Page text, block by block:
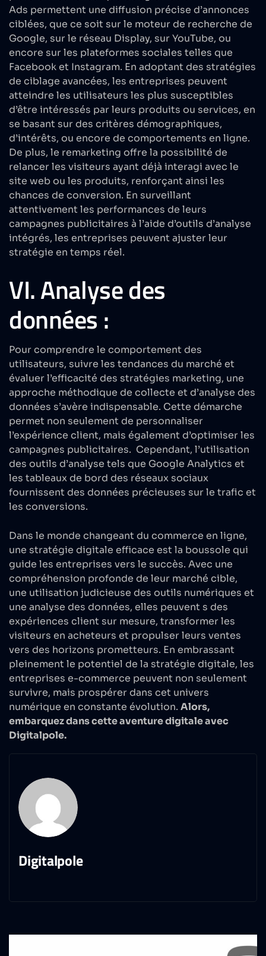
Ads permettent une diffusion précise d’annonces
ciblées, que ce soit sur le moteur de recherche de
Google, sur le réseau Display, sur YouTube, ou
encore sur les plateformes sociales telles que
Facebook et Instagram. En adoptant des stratégies
de ciblage avancées, les entreprises peuvent
atteindre les utilisateurs les plus susceptibles
d’être intéressés par leurs produits ou services, en
se basant sur des critères démographiques,
d’intérêts, ou encore de comportements en ligne.
De plus, le remarketing offre la possibilité de
relancer les visiteurs ayant déjà interagi avec le
site web ou les produits, renforçant ainsi les
chances de conversion. En surveillant
attentivement les performances de leurs
campagnes publicitaires à l’aide d’outils d’analyse
intégrés, les entreprises peuvent ajuster leur
stratégie en temps réel.
VI. Analyse des
données :
Pour comprendre le comportement des
utilisateurs, suivre les tendances du marché et
évaluer l’efficacité des stratégies marketing, une
approche méthodique de collecte et d’analyse des
données s’avère indispensable. Cette démarche
permet non seulement de personnaliser
l’expérience client, mais également d’optimiser les
campagnes publicitaires. Cependant, l’utilisation
des outils d’analyse tels que Google Analytics et
les tableaux de bord des réseaux sociaux
fournissent des données précieuses sur le trafic et
les conversions.
Dans le monde changeant du commerce en ligne,
une stratégie digitale efficace est la boussole qui
guide les entreprises vers le succès. Avec une
compréhension profonde de leur marché cible,
une utilisation judicieuse des outils numériques et
une analyse des données, elles peuvent s des
expériences client sur mesure, transformer les
visiteurs en acheteurs et propulser leurs ventes
vers des horizons prometteurs. En embrassant
pleinement le potentiel de la stratégie digitale, les
entreprises e-commerce peuvent non seulement
survivre, mais prospérer dans cet univers
numérique en constante évolution. Alors,
embarquez dans cette aventure digitale avec
Digitalpole.
Digitalpole